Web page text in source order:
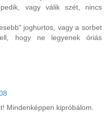
vagy válik szét, nincs
joghurtos, vagy a sorbet
hogy ne legyenek óriás
Mindenképpen kipróbálom.